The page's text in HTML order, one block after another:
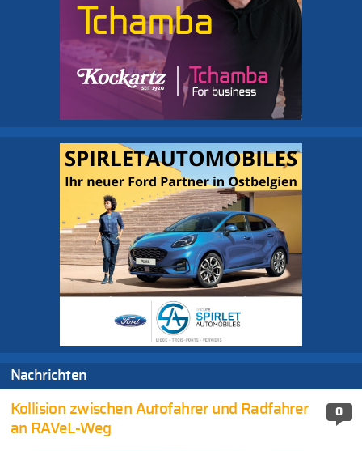
Nachrichten
0
Kollision zwischen Autofahrer und Radfahrer
an RAVeL-Weg